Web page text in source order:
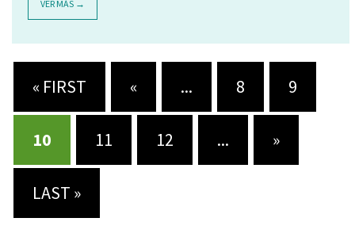
VER MÁS →
« FIRST « ... 8 9
10 11 12 ... »
LAST »